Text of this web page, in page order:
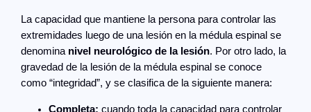
La capacidad que mantiene la persona para controlar las
extremidades luego de una lesión en la médula espinal se
denomina nivel neurológico de la lesión. Por otro lado, la
gravedad de la lesión de la médula espinal se conoce
como “integridad”, y se clasifica de la siguiente manera:
Completa: cuando toda la capacidad para controlar